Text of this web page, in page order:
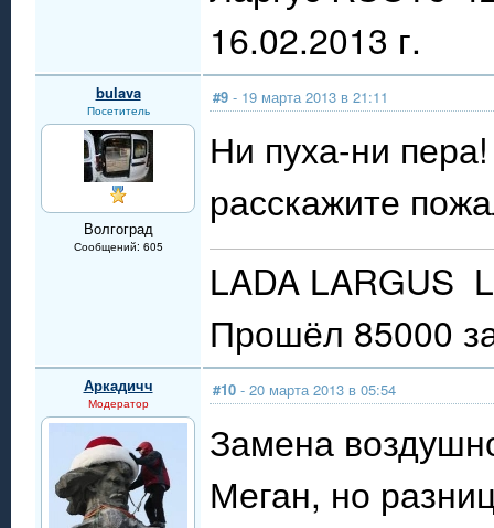
16.02.2013 г.
bulava
Посетитель
Волгоград
Сообщений: 605
#9 - 19 марта 2013 в 21:11
Ни пуха-ни
расскажите
LADA LARGUS
Прошёл 85000
Аркадичч
Модератор
#10 - 20 марта 2013 в 05:54
Замена
Меган, но